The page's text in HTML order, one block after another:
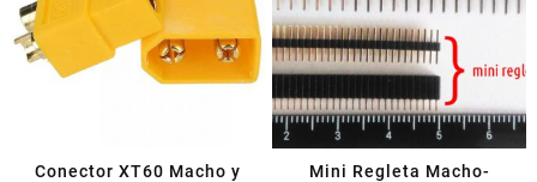
Conector XT60 Macho y
Mini Regleta Macho-